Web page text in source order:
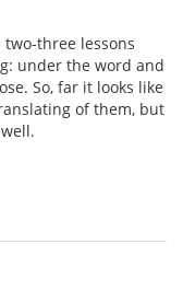
two-three lessons
under the word and
So, far it looks like
of them, but